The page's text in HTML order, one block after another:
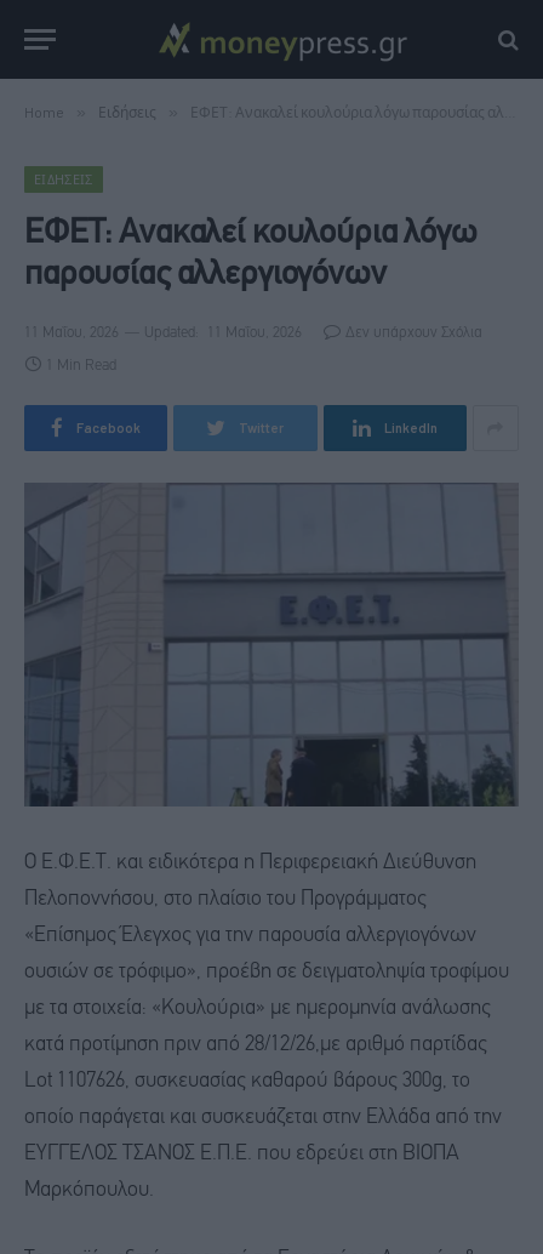
Home Ειδήσεις ΕΦΕΤ: Ανακαλεί κουλούρια λόγω παρουσίας αλλεργιογόνων
ΕΙΔΉΣΕΙΣ
ΕΦΕΤ: Ανακαλεί κουλούρια λόγω
παρουσίας αλλεργιογόνων
11 Μαΐου, 2026 Updated: 11 Μαΐου, 2026 Δεν υπάρχουν Σχόλια
1 Min Read
Facebook Twitter LinkedIn
Ο Ε.Φ.Ε.Τ. και ειδικότερα η Περιφερειακή Διεύθυνση
Πελοποννήσου, στο πλαίσιο του Προγράμματος
«Επίσημος Έλεγχος για την παρουσία αλλεργιογόνων
ουσιών σε τρόφιμο», προέβη σε δειγματοληψία τροφίμου
με τα στοιχεία: «Κουλούρια» με ημερομηνία ανάλωσης
κατά προτίμηση πριν από 28/12/26,με αριθμό παρτίδας
Lot 1107626, συσκευασίας καθαρού βάρους 300g, το
οποίο παράγεται και συσκευάζεται στην Ελλάδα από την
EYΓΓΕΛΟΣ ΤΣΑΝΟΣ Ε.Π.Ε. που εδρεύει στη ΒΙΟΠΑ
Μαρκόπουλου.